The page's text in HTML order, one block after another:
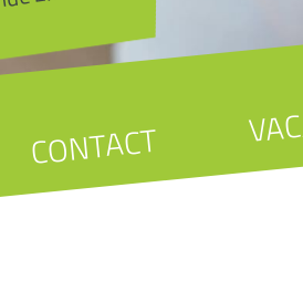
CONTACT